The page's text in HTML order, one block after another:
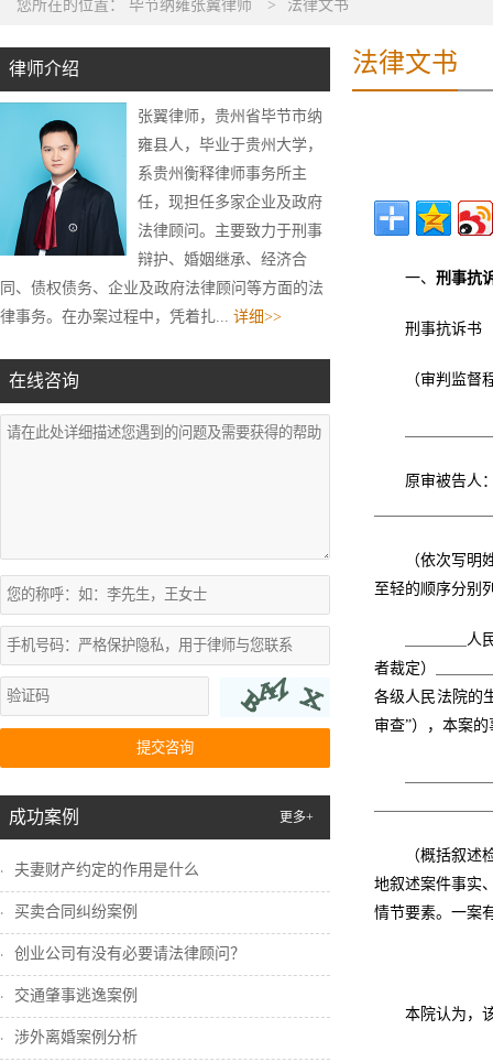
您所在的位置： 毕节纳雍张翼律师 > 法律文书
律师介绍
张翼律师，贵州省毕节市纳
雍县人，毕业于贵州大学，
系贵州衡释律师事务所主
任，现担任多家企业及政府
法律顾问。主要致力于刑事
辩护、婚姻继承、经济合
同、债权债务、企业及政府法律顾问等方面的法
律事务。在办案过程中，凭着扎... 详细>>
在线咨询
提交咨询
成功案例 更多+
夫妻财产约定的作用是什么
买卖合同纠纷案例
创业公司有没有必要请法律顾问？
交通肇事逃逸案例
涉外离婚案例分析
法律文书
一、 刑事抗
刑事抗诉书
（审判监督
原审被告人
（依次写
至轻的顺序分别
＿＿＿＿
者裁定）＿＿＿
各级人民法院的
审查”），本案
（概括叙
地叙述案件事实
情节要素。一案
本院认为，